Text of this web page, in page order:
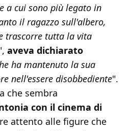
a cui sono più legato in
il ragazzo sull'albero,
trascorre tutta la vita
aveva dichiarato
ha mantenuto la sua
nell'essere disobbediente".
che sembra
con il cinema di
attento alle figure che